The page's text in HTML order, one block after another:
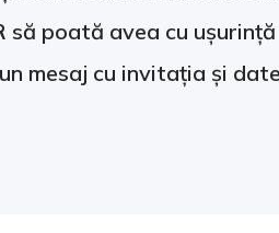
poată avea cu
mesaj cu invitația și